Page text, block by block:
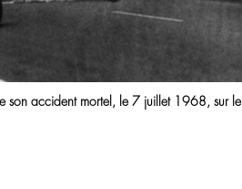
son accident mortel, le 7 juillet 1968, sur le